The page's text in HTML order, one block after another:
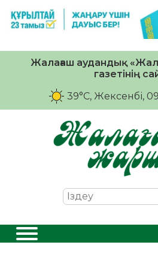
Жалағаш аудандық
газетінің
39°C, Жексенбі,